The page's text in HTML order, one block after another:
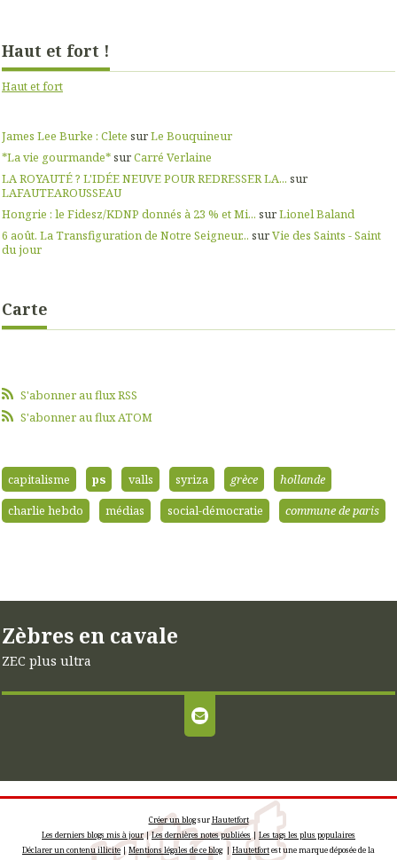
Haut et fort !
Haut et fort
James Lee Burke : Clete surLe Bouquineur
*La vie gourmande*surCarré Verlaine
LA ROYAUTÉ ? L'IDÉE NEUVE POUR REDRESSER LA... sur
LAFAUTEAROUSSEAU
Hongrie : le Fidesz/KDNP donnés à 23 % et Mi... surLionel Baland
6 août. La Transfiguration de Notre Seigneur... surVie des Saints - Saint
du jour
Carte
S'abonner au flux RSS
S'abonner au flux ATOM
capitalisme ps valls syriza grèce
hollande
charlie hebdo
médias social-démocratie commune de paris
Zèbres en cavale
ZEC plus ultra
Créer un blogsurHautetfort
Les derniers blogs mis à jour|Les dernières notes publiées |Les tags les plus populaires
Déclarer un contenu illicite| Mentions légales de ce blog| Hautetfortest une marque déposée de la